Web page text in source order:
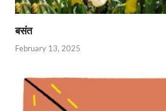
बसंत
February 13, 2025